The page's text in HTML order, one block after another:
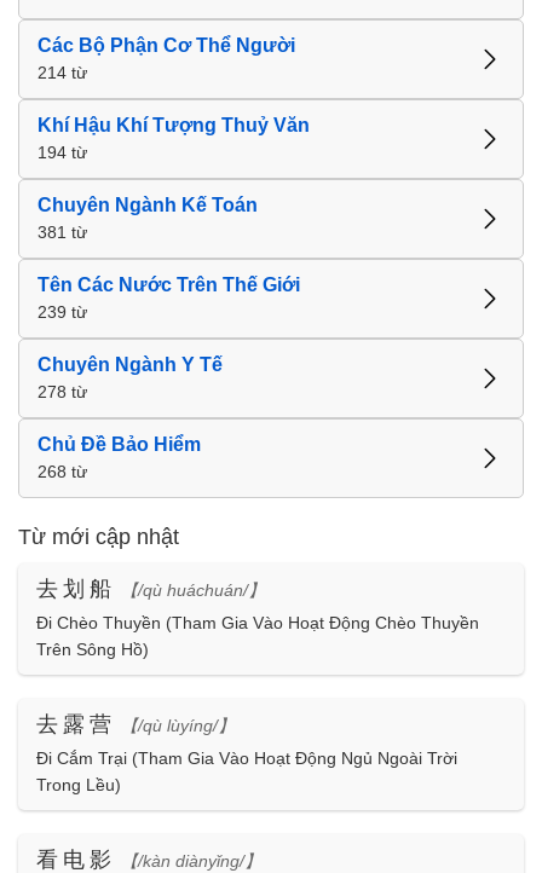
Các Bộ Phận Cơ Thể Người
214 từ
Khí Hậu Khí Tượng Thuỷ Văn
194 từ
Chuyên Ngành Kế Toán
381 từ
Tên Các Nước Trên Thế Giới
239 từ
Chuyên Ngành Y Tế
278 từ
Chủ Đề Bảo Hiểm
268 từ
Từ mới cập nhật
去划船
【/qù huáchuán/】
Đi Chèo Thuyền (Tham Gia Vào Hoạt Động Chèo Thuyền
Trên Sông Hồ)
去露营
【/qù lùyíng/】
Đi Cắm Trại (Tham Gia Vào Hoạt Động Ngủ Ngoài Trời
Trong Lều)
看电影
【/kàn diànyǐng/】